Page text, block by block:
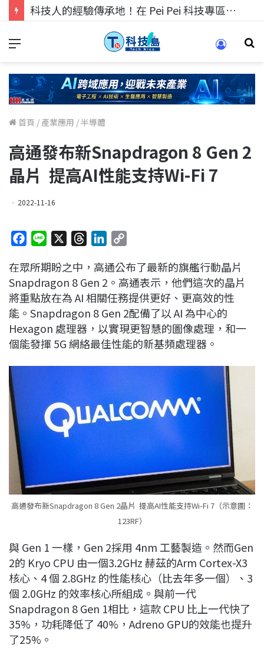
科技人找工作，就到TECH+ 科技專區!
首頁 / 產業應用 /半導體
高通發布新Snapdragon 8 Gen 2
晶片 提高AI性能支持Wi-Fi 7
2022-11-16
c
e
b
o
o
k
n
e
r
e
a
d
n
k
e
d
I
n
p
y
L
i
n
k
在眾所期盼之中，高通公布了最新的旗艦行動晶片
Snapdragon 8 Gen 2。高通表示，他們這次的晶片
將重點放在為 AI 相關任務提供更好、更高效的性
能。Snapdragon 8 Gen 2配備了以 AI 為中心的
Hexagon 處理器，以實現更智慧的圖像處理，和一
個能發揮 5G 網絡最佳性能的新基頻處理器。
高通發布新Snapdragon 8 Gen 2晶片 提高AI性能支持Wi-Fi 7（示意圖：
123RF）
與 Gen 1 一樣，Gen 2採用 4nm 工藝製造。然而Gen
2的 Kryo CPU 由一個3.2GHz 赫茲的Arm Cortex-X3
核心、4 個 2.8GHz 的性能核心（比去年多一個）、3
個 2.0GHz 的效率核心所組成。與前一代
Snapdragon 8 Gen 1相比，這款 CPU 比上一代快了
35%，功耗降低了 40%，Adreno GPU的效能也提升
了25%。